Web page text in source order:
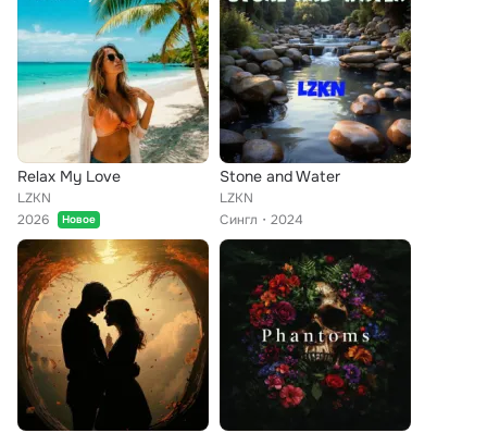
Relax My Love
LZKN
2026
Новое
Stone and Water
LZKN
Сингл
2024